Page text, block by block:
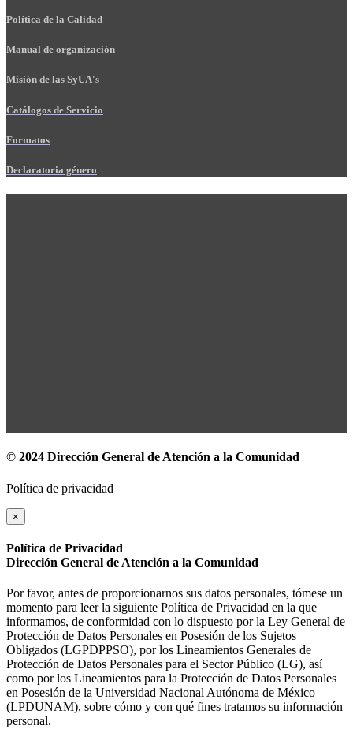
Política de la Calidad
Manual de organización
Misión de las SyUA's
Catálogos de Servicio
Formatos
Declaratoria género
© 2024 Dirección General de Atención a la Comunidad
Política de privacidad
×
Política de Privacidad
Dirección General de Atención a la Comunidad
Por favor, antes de proporcionarnos sus datos personales, tómese un
momento para leer la siguiente Política de Privacidad en la que
informamos, de conformidad con lo dispuesto por la Ley General de
Protección de Datos Personales en Posesión de los Sujetos
Obligados (LGPDPPSO), por los Lineamientos Generales de
Protección de Datos Personales para el Sector Público (LG), así
como por los Lineamientos para la Protección de Datos Personales
en Posesión de la Universidad Nacional Autónoma de México
(LPDUNAM), sobre cómo y con qué fines tratamos su información
personal.